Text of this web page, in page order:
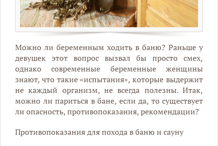
Можно ли беременным ходить в баню? Раньше у
девушек этот вопрос вызвал бы просто смех,
однако современные беременные женщины
знают, что такие «испытания», которые выдержит
не каждый организм, не всегда полезны. Итак,
можно ли париться в бане, если да, то существует
ли опасность, противопоказания, рекомендации?
Противопоказания для похода в баню и сауну